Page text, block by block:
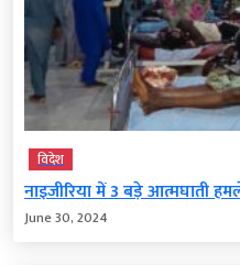
विदेश
नाइजीरिया में 3 बड़े आत्मघाती
June 30, 2024